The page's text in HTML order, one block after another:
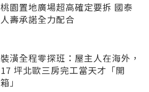
桃園置地廣場超高確定要拆 國泰
人壽承諾全力配合
裝潢全程零探班：屋主人在海外，
17 坪北歐三房完工當天才「開
箱」